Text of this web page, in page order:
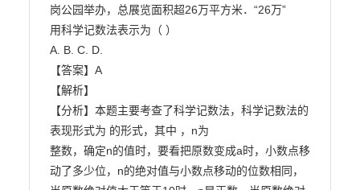
岗公园举办，总展览面积超26万平方米．“26万”
用科学记数法表示为（ ）
A. B. C. D.
【答案】A
【解析】
【分析】本题主要考查了科学记数法，科学记数法的
表现形式为 的形式，其中 ，n为
整数，确定n的值时，要看把原数变成a时，小数点移
动了多少位，n的绝对值与小数点移动的位数相同，